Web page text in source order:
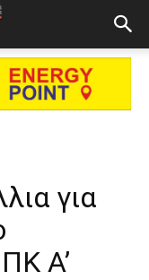
για
Α’